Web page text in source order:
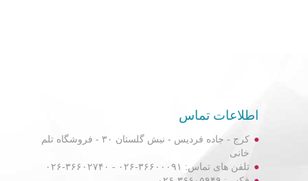
اطلاعات تماس
کرج - جاده فردیس - نبش گلستان ۳۰ - فروشگاه تلم
خانی
تلفن های تماس: ۳۶۶۰۰۰۹۱-۰۲۶ - ۳۶۶۰۲۷۴۰-۰۲۶